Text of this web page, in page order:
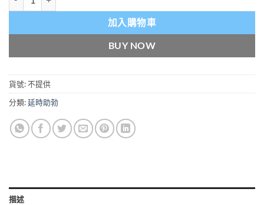
加入購物車
BUY NOW
貨號:不提供
分類:延時助勃
描述